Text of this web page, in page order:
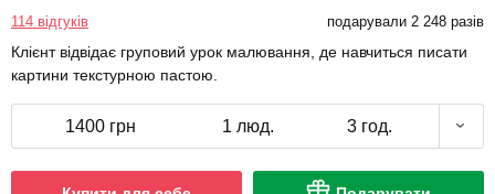
114 відгуків подарували 2 248 разів
Клієнт відвідає груповий урок малювання, де навчиться писати
картини текстурною пастою.
1400 грн 1 люд. 3 год.